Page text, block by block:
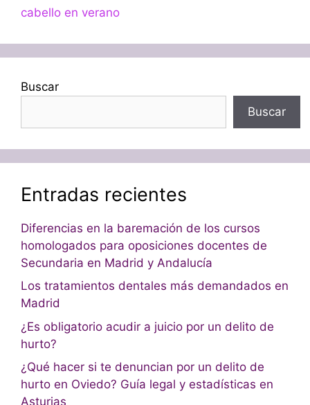
cabello en verano
Buscar
Buscar
Entradas recientes
Diferencias en la baremación de los cursos
homologados para oposiciones docentes de
Secundaria en Madrid y Andalucía
Los tratamientos dentales más demandados en
Madrid
¿Es obligatorio acudir a juicio por un delito de
hurto?
¿Qué hacer si te denuncian por un delito de
hurto en Oviedo? Guía legal y estadísticas en
Asturias